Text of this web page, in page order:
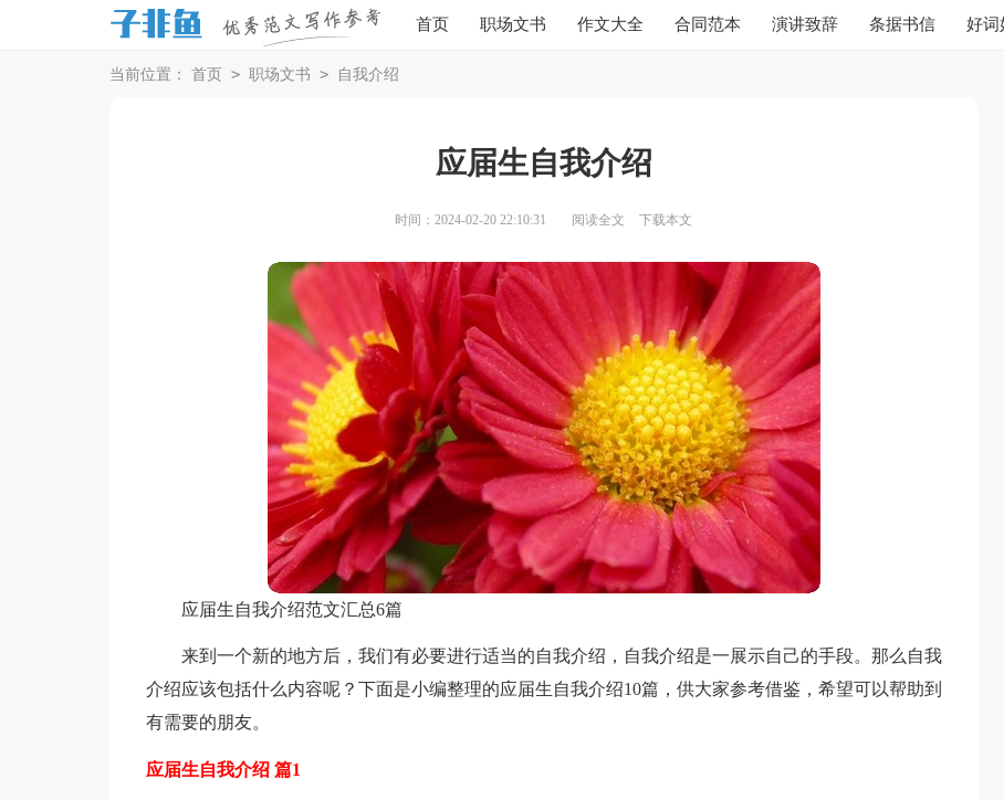
首页 职场文书 作文大全 合同范本 演讲致辞 条据书信 好词
当前位置： 首页 > 职场文书 > 自我介绍
应届生自我介绍
时间：2024-02-20 22:10:31 阅读全文 下载本文
应届生自我介绍范文汇总6篇
来到一个新的地方后，我们有必要进行适当的自我介绍，自我介绍是一展示自己的手段。那么自我
介绍应该包括什么内容呢？下面是小编整理的应届生自我介绍10篇，供大家参考借鉴，希望可以帮助到
有需要的朋友。
应届生自我介绍 篇1